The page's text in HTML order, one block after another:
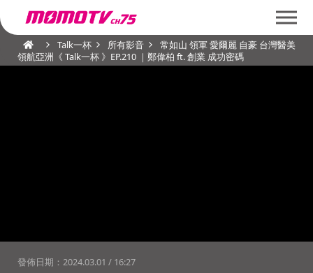
Talk一杯 所有影音
常如山 領軍 愛爾麗 自豪 台灣醫美
領航亞洲《 Talk一杯 》EP.210 ｜鄭偉柏 ft. 創業 成功密碼
發佈日期： 2024.03.01 / 16:27